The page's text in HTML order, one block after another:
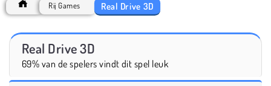
Rij Games Real Drive 3D
Real Drive 3D
69% van de spelers vindt dit spel leuk